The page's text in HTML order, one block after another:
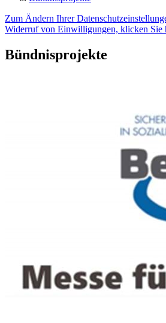
Zum Ändern Ihrer
Widerruf von Einwilligungen, klicken Sie
Bündnisprojekte